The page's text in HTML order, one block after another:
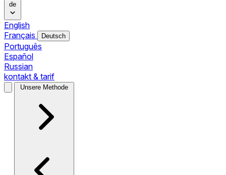
de
English
Français
Deutsch
Português
Español
Russian
kontakt & tarif
Unsere Methode